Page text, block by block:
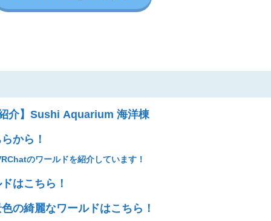
介】Sushi Aquarium 海洋棟
から！
のワールドを紹介しています！
はこちら！
の綺麗なワールドはこちら！